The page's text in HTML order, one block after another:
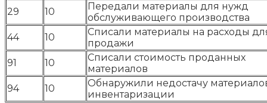
29
10
Передали материалы для нужд
обслуживающего производства
44
10
Списали материалы на расходы
продажи
91
10
Списали стоимость проданных
материалов
94
10
Обнаружили недостачу
инвентаризации